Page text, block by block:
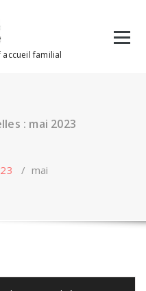
familial
: mai 2023
/ mai